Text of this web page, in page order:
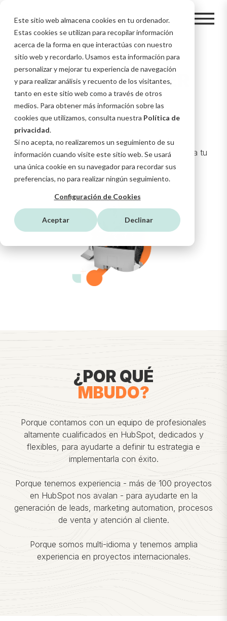
Este sitio web almacena cookies en tu ordenador.
Estas cookies se utilizan para recopilar información
acerca de la forma en que interactúas con nuestro
sitio web y recordarlo. Usamos esta información para
personalizar y mejorar tu experiencia de navegación
y para realizar análisis y recuento de los visitantes,
tanto en este sitio web como a través de otros
medios. Para obtener más información sobre las
cookies que utilizamos, consulta nuestra Política de
privacidad.
Si no acepta, no realizaremos un seguimiento de su
información cuando visite este sitio web. Se usará
una única cookie en su navegador para recordar sus
preferencias, no para realizar ningún seguimiento.
Configuración de Cookies
Aceptar Declinar
AGENCIA PARTNER
DE HUBSPOT
Somos agencia partner HubSpot Diamond y nos
aseguramos de que le saques el máximo partido a tu
proyecto Inbound
¿POR QUÉ
MBUDO?
Porque contamos con un equipo de profesionales
altamente cualificados en HubSpot, dedicados y
flexibles, para ayudarte a definir tu estrategia e
implementarla con éxito.
Porque tenemos experiencia - más de 100 proyectos
en HubSpot nos avalan - para ayudarte en la
generación de leads, marketing automation, procesos
de venta y atención al cliente.
Porque somos multi-idioma y tenemos amplia
experiencia en proyectos internacionales.